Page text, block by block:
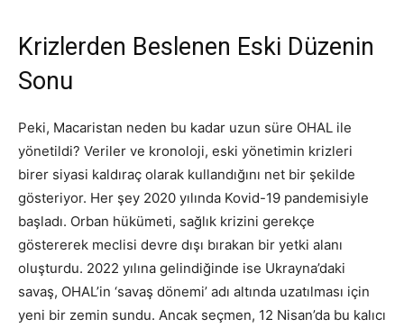
Krizlerden Beslenen Eski Düzenin
Sonu
Peki, Macaristan neden bu kadar uzun süre OHAL ile
yönetildi? Veriler ve kronoloji, eski yönetimin krizleri
birer siyasi kaldıraç olarak kullandığını net bir şekilde
gösteriyor. Her şey 2020 yılında Kovid-19 pandemisiyle
başladı. Orban hükümeti, sağlık krizini gerekçe
göstererek meclisi devre dışı bırakan bir yetki alanı
oluşturdu. 2022 yılına gelindiğinde ise Ukrayna’daki
savaş, OHAL’in ‘savaş dönemi’ adı altında uzatılması için
yeni bir zemin sundu. Ancak seçmen, 12 Nisan’da bu kalıcı